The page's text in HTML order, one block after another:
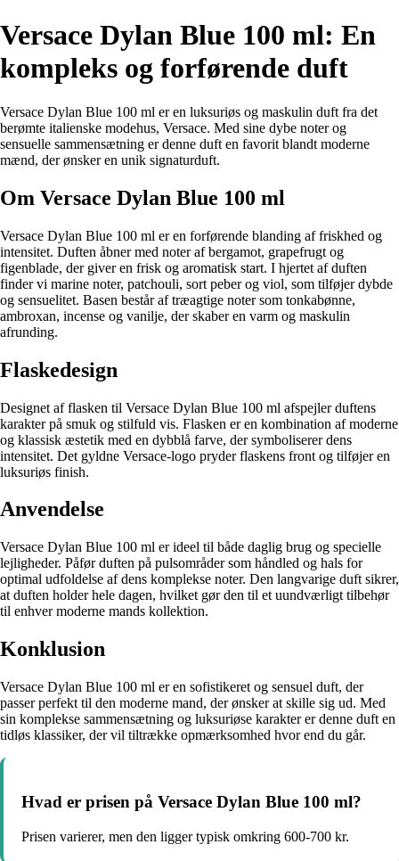
Versace Dylan Blue 100 ml: En
kompleks og forførende duft
Versace Dylan Blue 100 ml er en luksuriøs og maskulin duft fra det
berømte italienske modehus, Versace. Med sine dybe noter og
sensuelle sammensætning er denne duft en favorit blandt moderne
mænd, der ønsker en unik signaturduft.
Om Versace Dylan Blue 100 ml
Versace Dylan Blue 100 ml er en forførende blanding af friskhed og
intensitet. Duften åbner med noter af bergamot, grapefrugt og
figenblade, der giver en frisk og aromatisk start. I hjertet af duften
finder vi marine noter, patchouli, sort peber og viol, som tilføjer dybde
og sensuelitet. Basen består af træagtige noter som tonkabønne,
ambroxan, incense og vanilje, der skaber en varm og maskulin
afrunding.
Flaskedesign
Designet af flasken til Versace Dylan Blue 100 ml afspejler duftens
karakter på smuk og stilfuld vis. Flasken er en kombination af moderne
og klassisk æstetik med en dybblå farve, der symboliserer dens
intensitet. Det gyldne Versace-logo pryder flaskens front og tilføjer en
luksuriøs finish.
Anvendelse
Versace Dylan Blue 100 ml er ideel til både daglig brug og specielle
lejligheder. Påfør duften på pulsområder som håndled og hals for
optimal udfoldelse af dens komplekse noter. Den langvarige duft sikrer,
at duften holder hele dagen, hvilket gør den til et uundværligt tilbehør
til enhver moderne mands kollektion.
Konklusion
Versace Dylan Blue 100 ml er en sofistikeret og sensuel duft, der
passer perfekt til den moderne mand, der ønsker at skille sig ud. Med
sin komplekse sammensætning og luksuriøse karakter er denne duft en
tidløs klassiker, der vil tiltrække opmærksomhed hvor end du går.
Hvad er prisen på Versace Dylan Blue 100 ml?
Prisen varierer, men den ligger typisk omkring 600-700 kr.